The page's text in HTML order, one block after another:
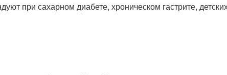
при сахарном диабете, хроническом гастрите,